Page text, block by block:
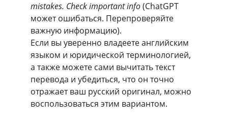
mistakes. Check important info (ChatGPT
может ошибаться. Перепроверяйте
важную информацию).
Если вы уверенно владеете английским
языком и юридической терминологией,
а также можете сами вычитать текст
перевода и убедиться, что он точно
отражает ваш русский оригинал, можно
воспользоваться этим вариантом.